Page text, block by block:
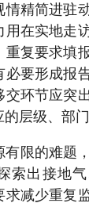
情精简进驻
用在实地走
重复要求填
必要形成报
交环节应突
层级、部门
有限的难题
索出接地
求减少重复